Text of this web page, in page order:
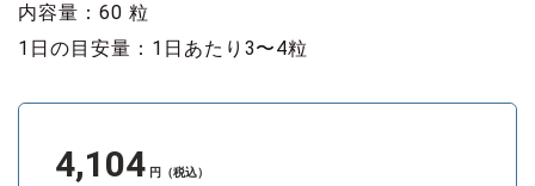
内容量：60 粒
1日の目安量：1日あたり3〜4粒
4,104 円（税込）